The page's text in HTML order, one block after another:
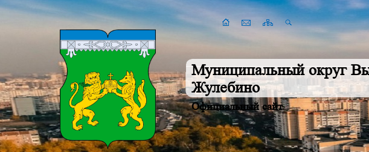
Муниципальный округ
Жулебино
Официальный сайт